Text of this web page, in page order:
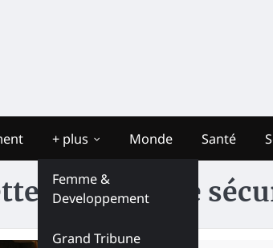
+ plus
Femme &
Developpement
Grand Tribune
Monde Santé
:Conseil de